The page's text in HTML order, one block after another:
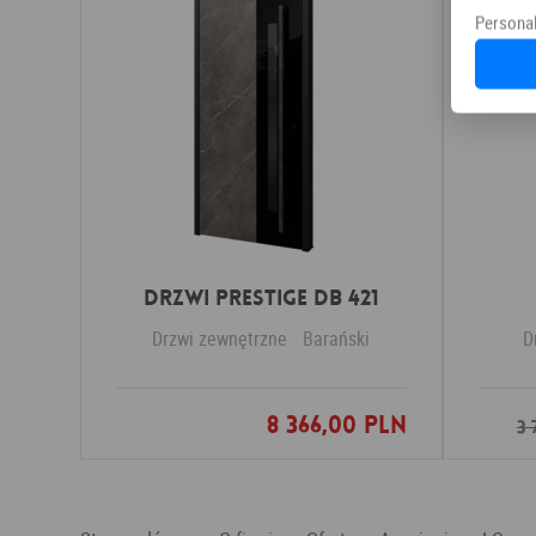
Drzwi PRESTIGE DB 421
Drzwi zewnętrzne Barański
8 366,00 PLN
Dodaj do ulubionych 3